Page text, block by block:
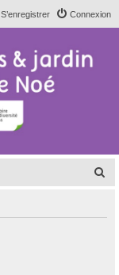
Connexion
S’enregistrer